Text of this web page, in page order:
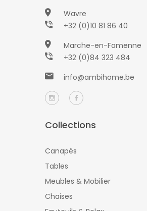
Wavre
+32 (0)10 81 86 40
Marche-en-Famenne
+32 (0)84 323 484
info@ambihome.be
Collections
Canapés
Tables
Meubles & Mobilier
Chaises